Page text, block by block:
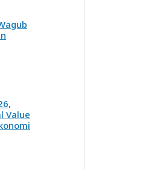
Value